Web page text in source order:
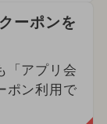
ーポンを
「アプリ会
ポン利用で